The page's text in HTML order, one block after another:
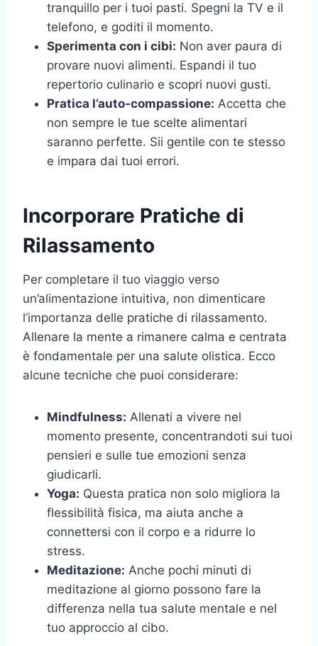
tranquillo per i tuoi pasti. Spegni la TV e il
telefono, e goditi il momento.
Sperimenta con i cibi: Non aver paura di
provare nuovi alimenti. Espandi il tuo
repertorio culinario e scopri nuovi gusti.
Pratica l’auto-compassione: Accetta che
non sempre le tue scelte alimentari
saranno perfette. Sii gentile con te stesso
e impara dai tuoi errori.
Incorporare Pratiche di
Rilassamento
Per completare il tuo viaggio verso
un’alimentazione intuitiva, non dimenticare
l’importanza delle pratiche di rilassamento.
Allenare la mente a rimanere calma e centrata
è fondamentale per una salute olistica. Ecco
alcune tecniche che puoi considerare:
Mindfulness: Allenati a vivere nel
momento presente, concentrandoti sui tuoi
pensieri e sulle tue emozioni senza
giudicarli.
Yoga: Questa pratica non solo migliora la
flessibilità fisica, ma aiuta anche a
connettersi con il corpo e a ridurre lo
stress.
Meditazione: Anche pochi minuti di
meditazione al giorno possono fare la
differenza nella tua salute mentale e nel
tuo approccio al cibo.